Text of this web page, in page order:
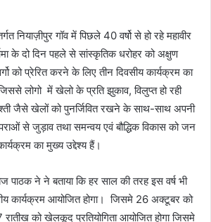
i
l
नियाज़ीपुर गॉव में पिछले 40 वर्षो से हो रहे महावीर
के दो दिन पहले से सांस्कृतिक धरोहर को अक्षुण
को प्रेरित करने के लिए तीन दिवसीय कार्यक्रम का
लोगो में खेलो के प्रति झुकाव, विलुप्त हो रही
जैसे खेलों को पुनर्जिवित रखने के साथ-साथ अपनी
से जुड़ाव तथा समन्वय एवं बौद्धिक विकास को जन
का मुख्य उद्देश्य हैं।
पाठक ने ने बताया कि हर साल की तरह इस वर्ष भी
कार्यक्रम आयोजित होगा। जिसमे 26 अक्टूबर को
रातीख को खेलकूद प्रतियोगिता आयोजित होगा जिसमे